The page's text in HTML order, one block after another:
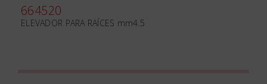
664520
ELEVADOR PARA RAÍCES mm4.5